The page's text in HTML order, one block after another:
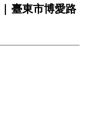
| 臺東市博愛路